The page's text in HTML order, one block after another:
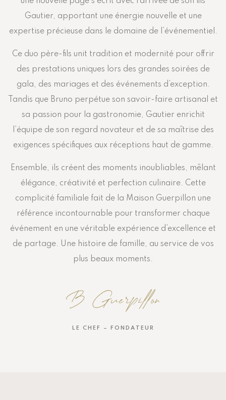
Gautier, apportant une énergie nouvelle et une
expertise précieuse dans le domaine de l’événementiel.
Ce duo père-fils unit tradition et modernité pour offrir
des prestations uniques lors des grandes soirées de
gala, des mariages et des événements d’exception.
Tandis que Bruno perpétue son savoir-faire artisanal et
sa passion pour la gastronomie, Gautier enrichit
l’équipe de son regard novateur et de sa maîtrise des
exigences spécifiques aux réceptions haut de gamme.
Ensemble, ils créent des moments inoubliables, mêlant
élégance, créativité et perfection culinaire. Cette
complicité familiale fait de la Maison Guerpillon une
référence incontournable pour transformer chaque
événement en une véritable expérience d’excellence et
de partage. Une histoire de famille, au service de vos
plus beaux moments.
B Guerpillon
LE CHEF – FONDATEUR